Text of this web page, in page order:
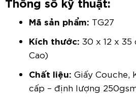
Mã sản phẩm: TG27
Kích thước: 30 x 12 x
Cao)
Chất liệu: Giấy Couche,
cấp – định lượng